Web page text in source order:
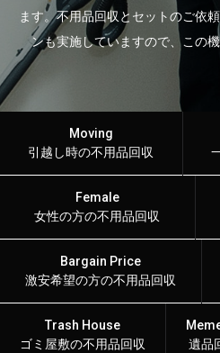
ます。不用品回収とセットのご依
ンも実施していますので、この
Moving
引越し時の不用品回収
Female
女性の方の不用品回収
Bargain Price
激安希望の方の不用品回収
Trash House
ゴミ屋敷の不用品回収
遺品